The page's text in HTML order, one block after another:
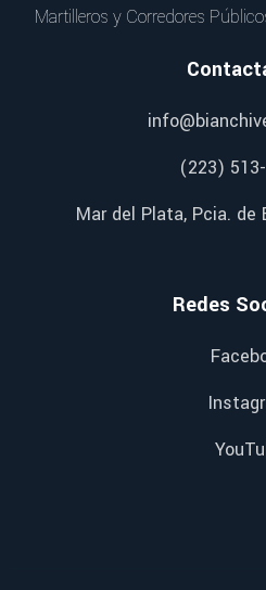
Martilleros y Corredores
(223)
Mar del Plata, Pcia.
Redes